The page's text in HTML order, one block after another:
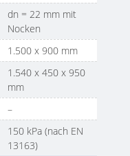
dn = 22 mm mit
Nocken
1.500 x 900 mm
1.540 x 450 x 950
mm
–
150 kPa (nach EN
13163)